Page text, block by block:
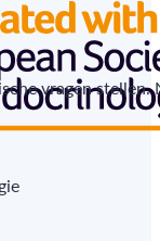
vragen